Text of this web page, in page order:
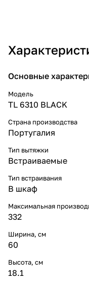
Основные
Модель
TL 6310 BLACK
Страна производства
Португалия
Тип вытяжки
Встраиваемые
Тип встраивания
В шкаф
Максимальная
332
Ширина, см
60
Высота, см
18.1